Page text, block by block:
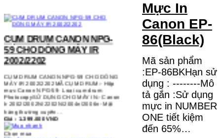
CỤM DRUM CANON NPG-
59 CHO DÒNG MÁY IR
2002/2202
CỤM DRUM CANON NPG-59 CHO DÒNG
MÁY IR 2002/2202MÃ CỤM DRUM:- Hộp
mực Canon NPG-59- Loại cụm drum:
PhotocopySỬ DỤNG CHO MÁY IN:- Canon
Ir 2002/2002N/2202N/2004n/2006n- Mặt
hàng thường xuyên…
Giá : 1.399.000VND
Chọn mua
Mực In
Canon EP-
86(Black)
Mã sản phẩm
:EP-86BKHạn sử
dụng : --------Mô
tả gắn :Sử dụng
mực in NUMBER
ONE tiết kiệm
đến 65%…